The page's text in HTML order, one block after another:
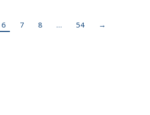
6 7 8 … 54 →